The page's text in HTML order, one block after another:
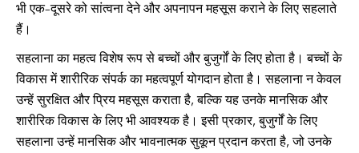
भी एक-दूसरे को सांत्वना देने और अपनापन महसूस कराने के लिए सहलाते
हैं।
सहलाना का महत्व विशेष रूप से बच्चों और बुजुर्गों के लिए होता है। बच्चों के
विकास में शारीरिक संपर्क का महत्वपूर्ण योगदान होता है। सहलाना न केवल
उन्हें सुरक्षित और प्रिय महसूस कराता है, बल्कि यह उनके मानसिक और
शारीरिक विकास के लिए भी आवश्यक है। इसी प्रकार, बुजुर्गों के लिए
सहलाना उन्हें मानसिक और भावनात्मक सुकून प्रदान करता है, जो उनके